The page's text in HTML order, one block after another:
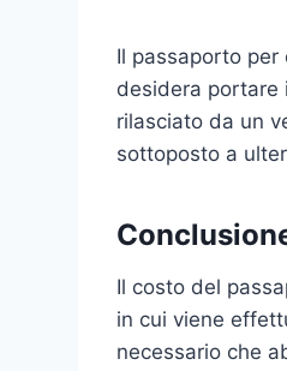
Il passaporto
desidera portare
rilasciato da un
sottoposto a
Il costo del
in cui viene
necessario che